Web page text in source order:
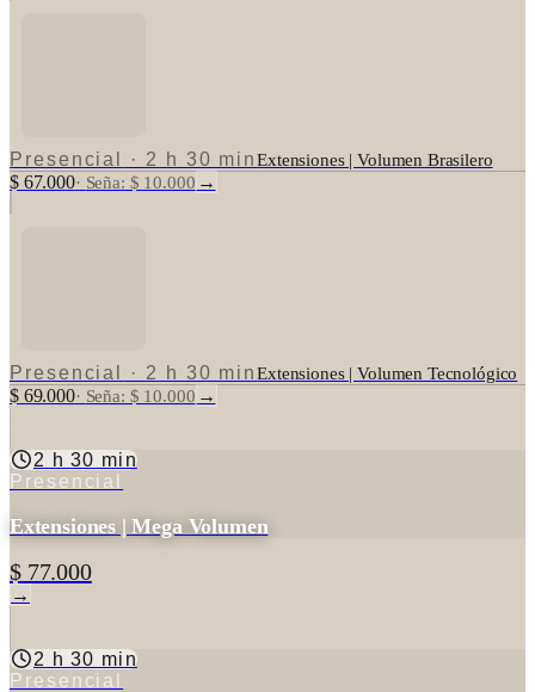
Presencial · 2 h 30 minExtensiones | Volumen Brasilero
$ 67.000· Seña: $ 10.000 →
Presencial · 2 h 30 minExtensiones | Volumen Tecnológico
$ 69.000· Seña: $ 10.000 →
2 h 30 min
Presencial
Extensiones | Mega Volumen
$ 77.000
→
2 h 30 min
Presencial